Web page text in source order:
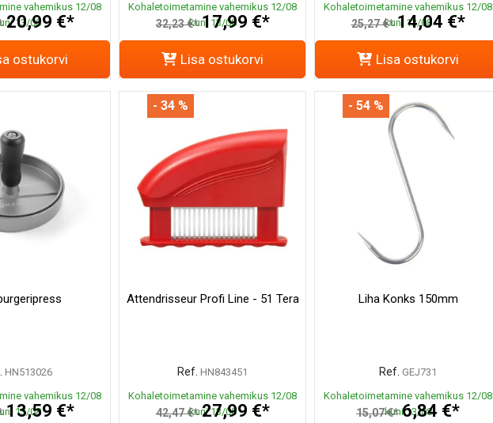
vahemikus 12/08
13/08
20,99 €*
ostukorvi
Kohaletoimetamine vahemikus 12/08
kuni 13/08
32,23 €* 17,99 €*
Lisa ostukorvi
Kohaletoimetamine vahemikus 12/08
kuni 13/08
25,27 €* 14,04 €*
Lisa ostukorvi
HN513026
vahemikus 12/08
13/08
13,59 €*
Attendrisseur Profi Line - 51 Tera
Ref. HN843451
Kohaletoimetamine vahemikus 12/08
kuni 13/08
42,47 €* 27,99 €*
- 34 %
Liha Konks 150mm
Ref. GEJ731
Kohaletoimetamine vahemikus 12/08
kuni 13/08
15,07 €* 6,84 €*
- 54 %